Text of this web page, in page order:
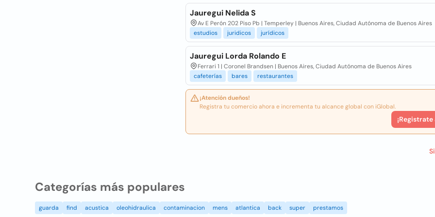
Jauregui Nelida S
Av E Perón 202 Piso Pb | Temperley | Buenos Aires, Ciudad Autónoma de Buenos Aires
estudios
juridicos jurídicos
Jauregui Lorda Rolando E
Ferrari 1 | Coronel Brandsen | Buenos Aires, Ciudad Autónoma de Buenos Aires
cafeterías
bares restaurantes
¡Atención dueños!
Registra tu comercio ahora e incrementa tu alcance global con iGlobal.
¡Registrate
Categorías más populares
guarda find acustica oleohidraulica contaminacion mens atlantica back super prestamos